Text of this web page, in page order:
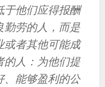
于他们应得报酬
勤劳的人，而是
或者其他可能成
的人：为他们提
、能够盈利的公